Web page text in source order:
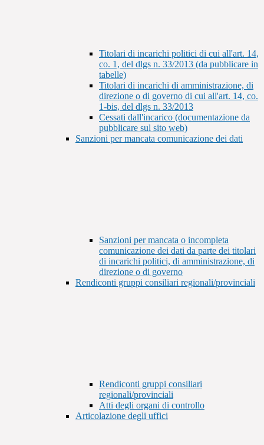
Titolari di incarichi politici di cui all'art. 14,
co. 1, del dlgs n. 33/2013 (da pubblicare in
tabelle)
Titolari di incarichi di amministrazione, di
direzione o di governo di cui all'art. 14, co.
1-bis, del dlgs n. 33/2013
Cessati dall'incarico (documentazione da
pubblicare sul sito web)
Sanzioni per mancata comunicazione dei dati
Sanzioni per mancata o incompleta
comunicazione dei dati da parte dei titolari
di incarichi politici, di amministrazione, di
direzione o di governo
Rendiconti gruppi consiliari regionali/provinciali
Rendiconti gruppi consiliari
regionali/provinciali
Atti degli organi di controllo
Articolazione degli uffici